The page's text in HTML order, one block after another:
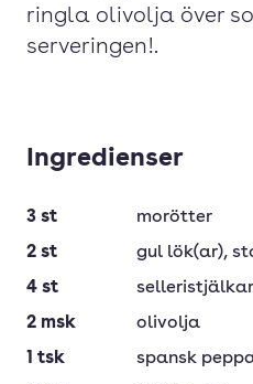
ringla olivolja över
serveringen!.
Ingredienser
3 st
morötter
2 st gul lök(ar),
4 st
selleristjälkar
2 msk
olivolja
1 tsk spansk